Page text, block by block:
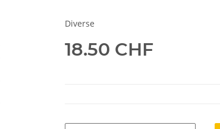
Diverse
18.50 CHF